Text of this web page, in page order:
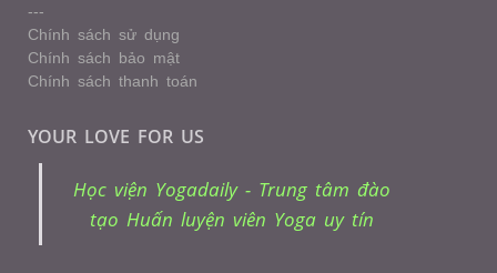
---
Chính sách sử dụng
Chính sách bảo mật
Chính sách thanh toán
YOUR LOVE FOR US
Học viện Yogadaily - Trung tâm đào
tạo Huấn luyện viên Yoga uy tín